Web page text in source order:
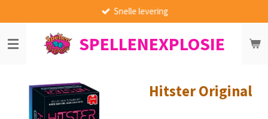
direct
naar
de
SPELLENEXPLOSIE
Snelle levering
Hitster Original